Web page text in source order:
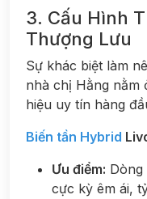
3. Cấu Hình
Thượng Lưu
Sự khác biệt làm
nhà chị Hằng nằm
hiệu uy tín hàng
Biến tần Hybrid
Ưu điểm:
cực kỳ êm ái,